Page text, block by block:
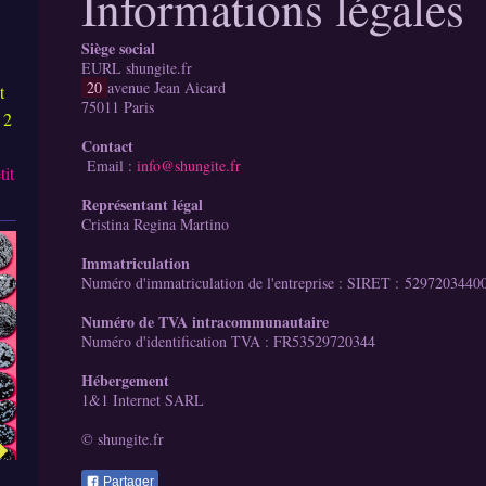
Siège social
EURL shungite.fr
20 avenue Jean Aicard
75011 Paris
Contact
Email : info@shungite.fr
Représentant légal
Cristina Regina Martino
Immatriculation
Numéro d'immatriculation de l'entreprise : SIRET :
Numéro de TVA intracommunautaire
Numéro d'identification TVA : FR53529720344
Hébergement
1&1 Internet SARL
© shungite.fr
Partager